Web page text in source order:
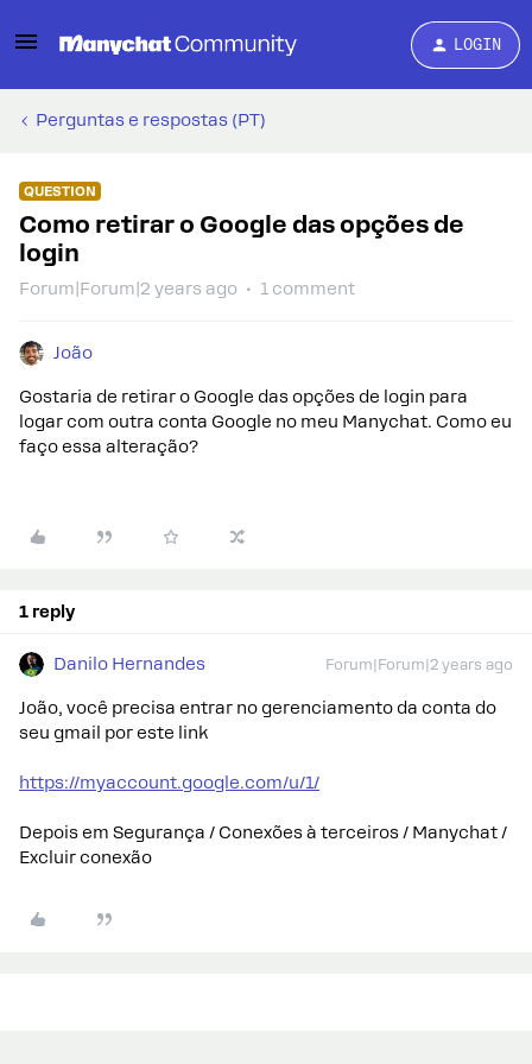
LOGIN
Perguntas e respostas (PT)
QUESTION
Como retirar o Google das opções de
login
Forum|Forum|2 years ago 1 comment
João
Gostaria de retirar o Google das opções de login para
logar com outra conta Google no meu Manychat. Como eu
faço essa alteração?
1 reply
Danilo Hernandes Forum|Forum|2 years ago
João, você precisa entrar no gerenciamento da conta do
seu gmail por este link
https://myaccount.google.com/u/1/
Depois em Segurança / Conexões à terceiros / Manychat /
Excluir conexão